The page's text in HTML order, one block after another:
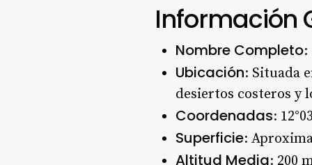
Información
Nombre Completo:
Ubicación: Situada
desiertos costeros y
Coordenadas:
Superficie:
Altitud Media: 200